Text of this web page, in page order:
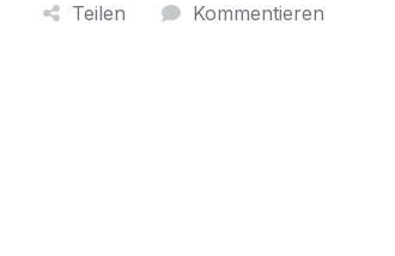
Teilen Kommentieren